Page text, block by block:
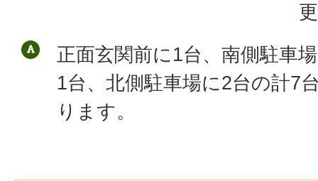
正面玄関前に1台、南側駐車
1台、北側駐車場に2台の計7
ります。